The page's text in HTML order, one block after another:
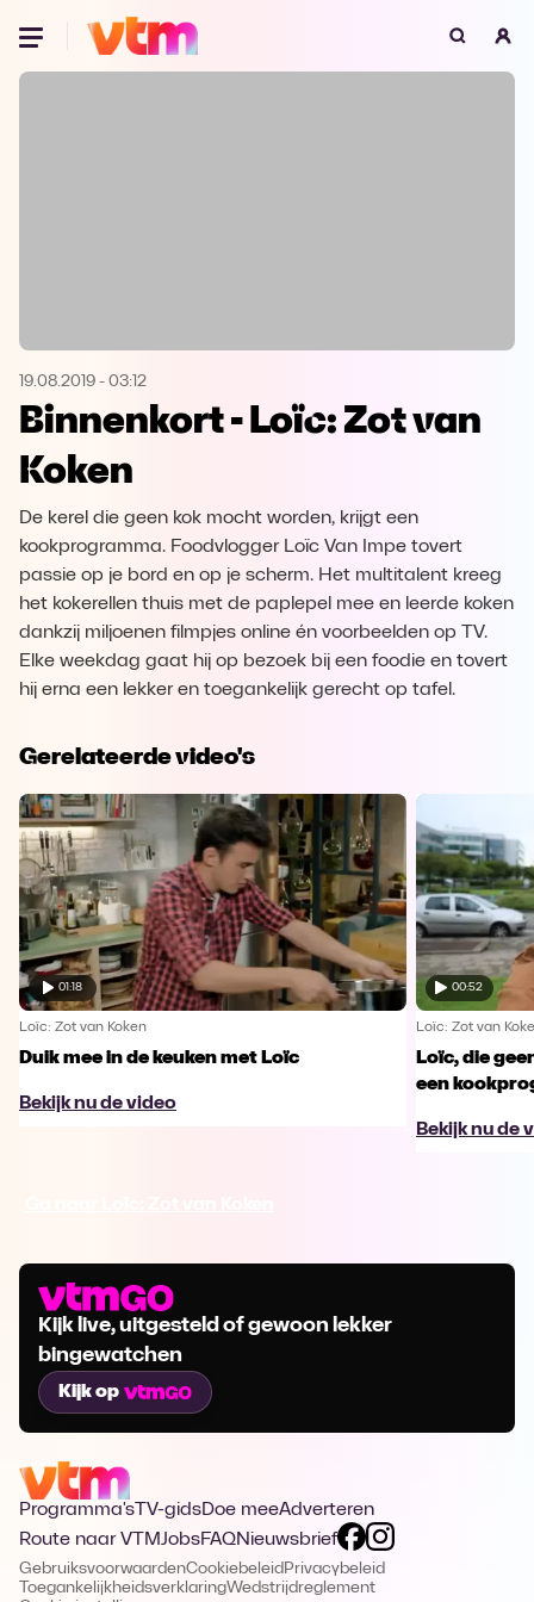
Oeps, browser niet ondersteund
Microsoft Edge Download
Opera
19.08.2019 - 03:12
Binnenkort - Loïc: Zot van
Koken
De kerel die geen kok mocht worden, krijgt een
kookprogramma. Foodvlogger Loïc Van Impe tovert
passie op je bord en op je scherm. Het multitalent kreeg
het kokerellen thuis met de paplepel mee en leerde koken
dankzij miljoenen filmpjes online én voorbeelden op TV.
Elke weekdag gaat hij op bezoek bij een foodie en tovert
hij erna een lekker en toegankelijk gerecht op tafel.
Gerelateerde video's
01:18
Loïc: Zot van Koken
Duik mee in de keuken met Loïc
Bekijk nu de video
00:52
Loïc: Zot van
Loïc, die
een
Bekijk nu de
Kijk live, uitgesteld of gewoon lekker
bingewatchen
Kijk op
Programma's TV-gidsDoe meeAdverteren
Route naar VTMJobsFAQNieuwsbrief
GebruiksvoorwaardenCookiebeleid Privacybeleid
ToegankelijkheidsverklaringWedstrijdreglement